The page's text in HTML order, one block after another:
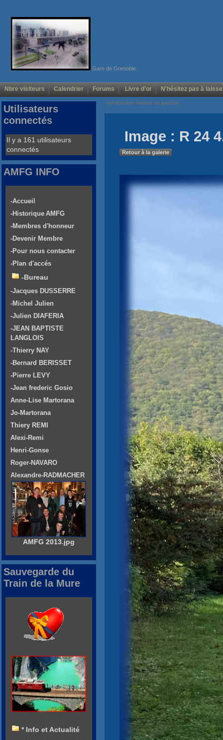
Gare de Grenoble
Nbre visiteurs Calendrier Forums Livre d'or N'hésitez pas à
Voir/Cacher menus de gauche
Image : R 24
Retour à la galerie
Utilisateurs
connectés
Il y a 161 utilisateurs
connectés
AMFG INFO
-Accueil
-Historique AMFG
-Membres d'honneur
-Devenir Membre
-Pour nous contacter
-Plan d'accés
-Bureau
-Jacques DUSSERRE
-Michel Julien
-Julien DIAFERIA
-JEAN BAPTISTE
LANGLOIS
-Thierry NAY
-Bernard BERISSET
-Pierre LEVY
-Jean frederic Gosio
Anne-Lise Martorana
Jo-Martorana
Thiery REMI
Alexi-Remi
Henri-Gonse
Roger-NAVARO
Alexandre-RADMACHER
AMFG 2013.jpg
Sauvegarde du
Train de la Mure
* Info et Actualité